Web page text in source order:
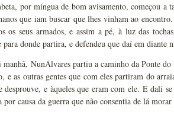
por míngua de bom avisamento, começou
que iam buscar que lhes vinham ao
os seus armados, e assim a pé, à luz das
para donde partira, e defendeu que daí em diante
manhã, NunÁlvares partiu a caminho da Ponte
e as outras gentes que com eles partiram do
desprouve, e àqueles que eram com ele. E dali
por causa da guerra que não consentia de lá